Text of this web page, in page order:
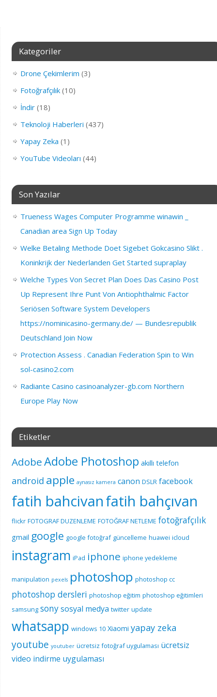
Kategoriler
Drone Çekimlerim (3)
Fotoğrafçılık(10)
İndir(18)
Teknoloji Haberleri (437)
Yapay Zeka (1)
YouTube Videoları (44)
Son Yazılar
Trueness Wages Computer Programme winawin _
Canadian area Sign Up Today
Welke Betaling Methode Doet Sigebet Gokcasino Slikt .
Koninkrijk der Nederlanden Get Started supraplay
Welche Types Von Secret Plan Does Das Casino Post
Up Represent Ihre Punt Von Antiophthalmic Factor
Seriösen Software System Developers
https://nominicasino-germany.de/ — Bundesrepublik
Deutschland Join Now
Protection Assess . Canadian Federation Spin to Win
sol-casino2.com
Radiante Casino casinoanalyzer-gb.com Northern
Europe Play Now
Etiketler
AdobeAdobe Photoshop akıllı telefon
android apple aynasız kamera canon DSLR facebook
fatih bahcivanfatih bahçıvan
flickr FOTOGRAF DUZENLEME FOTOĞRAF NETLEME fotoğrafçılık
gmail google google fotoğraf güncelleme huawei icloud
instagram iPad iphone iphone yedekleme
manipulation pexels photoshop photoshop cc
photoshop dersleri photoshop eğitim photoshop eğitimleri
samsung sony sosyal medya twitter update
whatsapp windows 10 Xiaomi yapay zeka
youtube youtuber ücretsiz fotoğraf uygulaması ücretsiz
video indirme uygulaması